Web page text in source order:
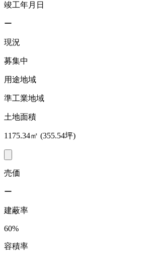
竣工年月日
ー
現況
募集中
用途地域
準工業地域
土地面積
1175.34㎡ (355.54坪)
売価
ー
建蔽率
60%
容積率